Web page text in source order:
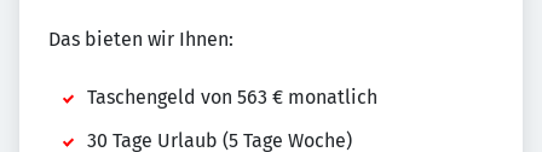
Das bieten wir Ihnen:
Taschengeld von 563 € monatlich
30 Tage Urlaub (5 Tage Woche)